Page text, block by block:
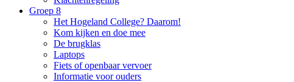
Groep 8
Het Hogeland College? Daarom!
Kom kijken en doe mee
De brugklas
Laptops
Fiets of openbaar vervoer
Informatie voor ouders